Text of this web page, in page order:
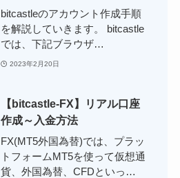
bitcastleのアカウント作成手順
を解説していきます。 bitcastle
では、下記ブラウザ…
2023年2月20日
【bitcastle-FX】リアル口座
作成～入金方法
FX(MT5外国為替)では、プラッ
トフォームMT5を使って仮想通
貨、外国為替、CFDといっ…